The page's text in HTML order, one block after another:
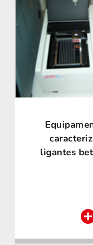
ligantes